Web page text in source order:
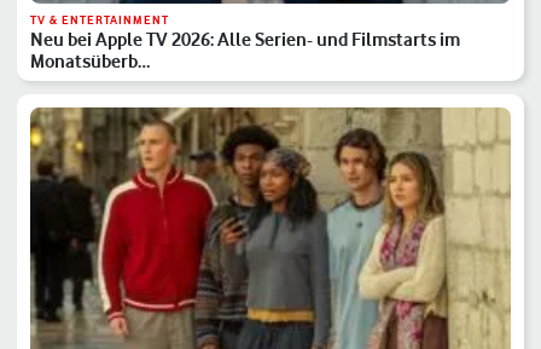
TV & ENTERTAINMENT
Neu bei Apple TV 2026: Alle Serien- und Filmstarts im
Monatsüberb…